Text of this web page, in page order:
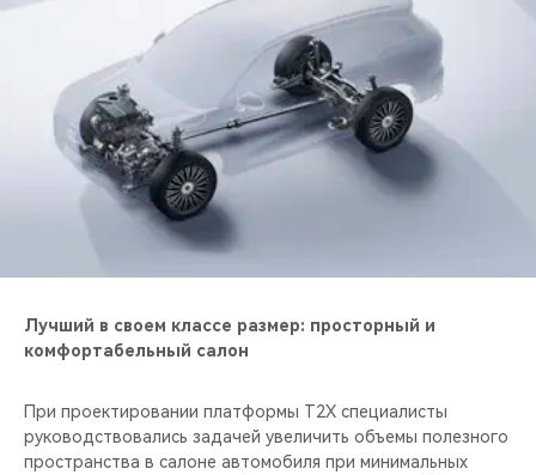
CHERY И СПОРТ
НАШИ МЕРОПРИЯТИЯ
ВИДЕООБЗОРЫ
CHERY ДЛЯ ДЕТЕЙ
Лучший в своем классе размер: просторный и
комфортабельный салон
При проектировании платформы T2X специалисты
руководствовались задачей увеличить объемы полезного
пространства в салоне автомобиля при минимальных